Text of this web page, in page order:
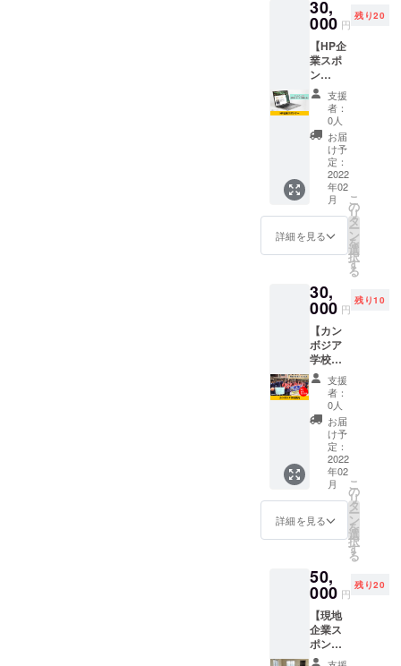
ほしいとの
リクエスト
が来ている
ので、寺子
屋塾とFM放
送のDJとし
て金曜日の
20時から21
時迄の放送
で情報を提
供していま
記録を持っ
工事士DJへ
の応援と支
援をお願い
します。
設学
校」で
PRでき
ます。
※掲載内
容は
メール
にて打
合せさ
せてい
ただき
ます。
※ネット
ワーク
販売や
企業イ
メージ
掲載を
お断り
させて
いただ
く場合
があり
ます。
お断り
させて
いただ
いた場
合にお
いても
返金は
いたし
す。 ※
企業名
2022年
2月から
1年間で
す。
DJをし
ている
FM千里
「ゲン
さんの
フライ
デー」
に出演
（収
録）で
きま
す。 毎
週金曜
日20:00
～21:00
放送の
番組内
な話を
してく
ださ
い！
http://in
fo-
fm.sak
ura.ne.j
p/blog/?
p=7041
は火曜
日にお
こない
ます。
日程は
メール
す。
※FM千
里まで
の交通
費は別
途ご負
30,
000 円
残り20
【HP企
業スポ
ン
サー】
源電設
有限会
社の企
業スポ
ンサー
になれ
る権利
です。
HPに企
業スポ
ンサー
として
とホー
ムペー
ジのリ
ンクを
掲載さ
せてい
ただき
ます。
あなた
の企業
名を源
電設有
限会社
のHPで
PRでき
ます。
https://
m/ ※掲
載内容
はメー
ルにて
打合せ
させて
いただ
支援
者：
0人
お届
け予
定：
2022
年02
月
詳細を見る
こ
の
リ
タ
ー
ン
を
選
択
す
る
30,
000 円
残り10
【カン
ボジア
学校案
内】 カ
ンボジ
ア「電
設学
校」を
案内し
ます。
現地の
学生た
ちと交
流がで
きま
す。 ※
での交
通費は
別途ご
負担い
ただき
ます。
※日程は
支援
者：
0人
お届
け予
定：
2022
年02
月
詳細を見る
こ
の
リ
タ
ー
ン
を
選
択
す
る
50,
000 円
残り20
【現地
企業ス
ポン
サー】